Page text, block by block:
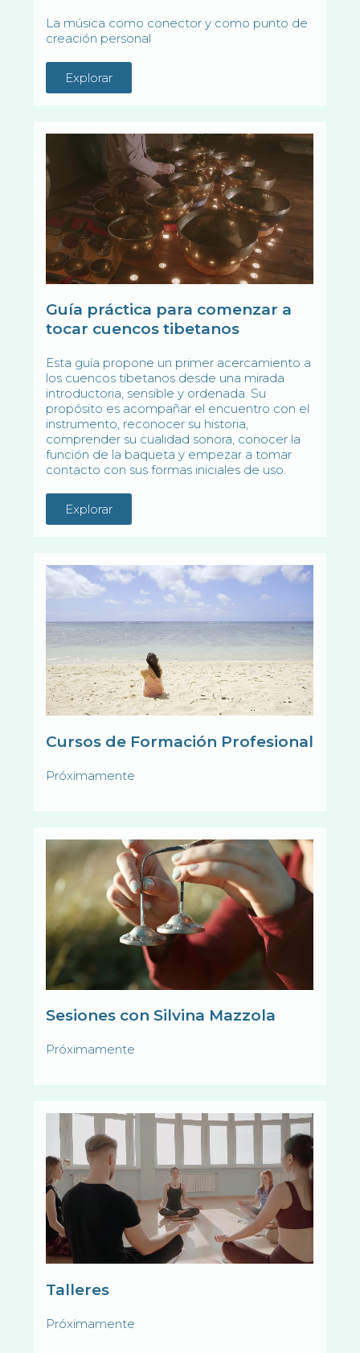
La música como conector y como punto de
creación personal
Explorar
Guía práctica para comenzar a
tocar cuencos tibetanos
Esta guía propone un primer acercamiento a
los cuencos tibetanos desde una mirada
introductoria, sensible y ordenada. Su
propósito es acompañar el encuentro con el
instrumento, reconocer su historia,
comprender su cualidad sonora, conocer la
función de la baqueta y empezar a tomar
contacto con sus formas iniciales de uso.
Explorar
Cursos de Formación Profesional
Próximamente
Sesiones con Silvina Mazzola
Próximamente
Talleres
Próximamente